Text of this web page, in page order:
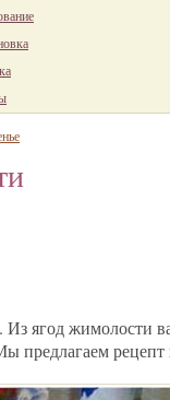
Из ягод жимолости
предлагаем рецепт